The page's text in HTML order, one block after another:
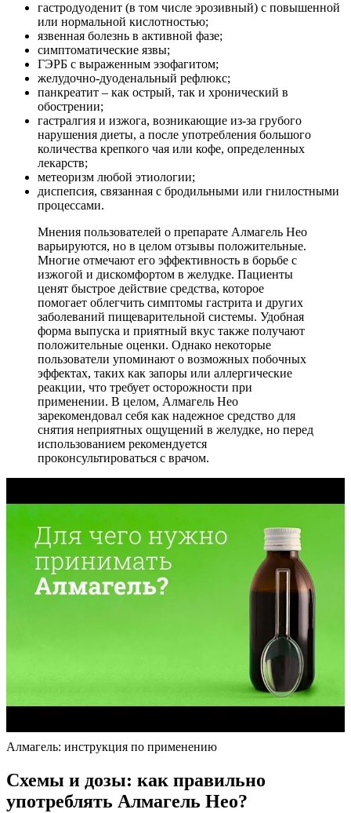
гастродуоденит (в том числе эрозивный) с повышенной
или нормальной кислотностью;
язвенная болезнь в активной фазе;
симптоматические язвы;
ГЭРБ с выраженным эзофагитом;
желудочно-дуоденальный рефлюкс;
панкреатит – как острый, так и хронический в
обострении;
гастралгия и изжога, возникающие из-за грубого
нарушения диеты, а после употребления большого
количества крепкого чая или кофе, определенных
лекарств;
метеоризм любой этиологии;
диспепсия, связанная с бродильными или гнилостными
процессами.
Мнения пользователей о препарате Алмагель Нео
варьируются, но в целом отзывы положительные.
Многие отмечают его эффективность в борьбе с
изжогой и дискомфортом в желудке. Пациенты
ценят быстрое действие средства, которое
помогает облегчить симптомы гастрита и других
заболеваний пищеварительной системы. Удобная
форма выпуска и приятный вкус также получают
положительные оценки. Однако некоторые
пользователи упоминают о возможных побочных
эффектах, таких как запоры или аллергические
реакции, что требует осторожности при
применении. В целом, Алмагель Нео
зарекомендовал себя как надежное средство для
снятия неприятных ощущений в желудке, но перед
использованием рекомендуется
проконсультироваться с врачом.
Алмагель: инструкция по применению
Схемы и дозы: как правильно
употреблять Алмагель Нео?